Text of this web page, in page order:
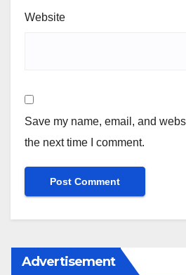
Website
Save my name, email, and
the next time I comment.
Advertisement